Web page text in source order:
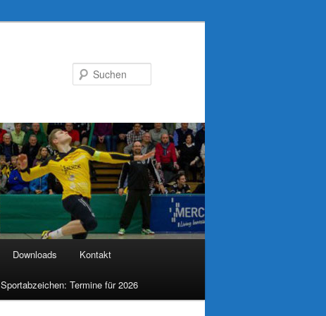
Downloads Kontakt
Sportabzeichen: Termine für 2026